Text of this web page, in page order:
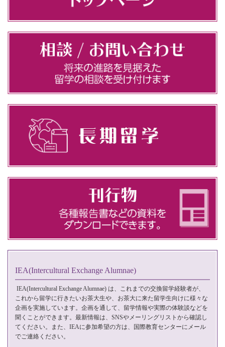
IEA(Intercultural Exchange Alumnae)
IEA(Intercultural Exchange Alumnae) は、これまでの交換留学経験者が、
これから留学に行きたいお茶大生や、お茶大に来た留学生向けに様々な
企画を実施しています。企画を通して、留学情報や実際の体験談などを
聞くことができます。最新情報は、SNSやメーリングリストから確認し
てください。また、IEAに参加希望の方は、国際教育センターに メール
でご連絡ください。